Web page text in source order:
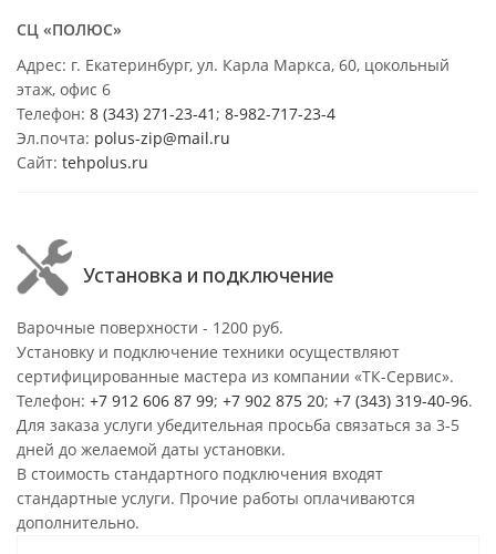
СЦ «ПОЛЮС»
Адрес: г. Екатеринбург, ул. Карла Маркса, 60, цокольный
этаж, офис 6
Телефон: 8 (343) 271-23-41 ; 8-982-717-23-4
Эл.почта: polus-zip@mail.ru
Сайт: tehpolus.ru
Установка и подключение
Варочные поверхности - 1200 руб.
Установку и подключение техники осуществляют
сертифицированные мастера из компании «ТК-Сервис».
Телефон: +7 912 606 87 99; +7 902 875 20; +7 (343) 319-40-96.
Для заказа услуги убедительная просьба связаться за 3-5
дней до желаемой даты установки.
В стоимость стандартного подключения входят
стандартные услуги. Прочие работы оплачиваются
дополнительно.